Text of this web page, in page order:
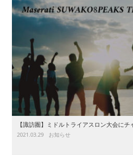
【諏訪圏】ミドルトライアスロン大会に
2021.03.29 お知らせ